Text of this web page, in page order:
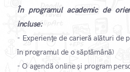
În programul academic de
incluse:
- Experiențe de carieră alături de
în programul de o săptămână)
- O agendă online și program